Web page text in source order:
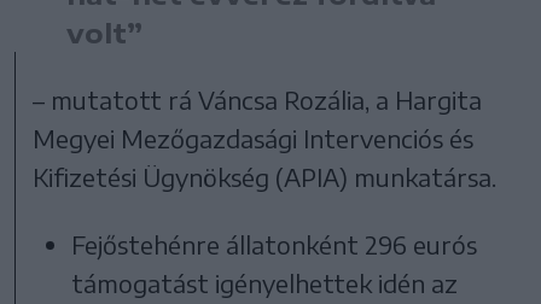
volt”
– mutatott rá Váncsa Rozália, a Hargita
Megyei Mezőgazdasági Intervenciós és
Kifizetési Ügynökség (APIA) munkatársa.
Fejőstehénre állatonként 296 eurós
támogatást igényelhettek idén az